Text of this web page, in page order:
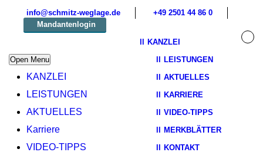
info@schmitz-weglage.de
+49 2501 44 86 0
Mandantenlogin
Open Menu
KANZLEI
LEISTUNGEN
AKTUELLES
Karriere
VIDEO-TIPPS
KANZLEI
LEISTUNGEN
AKTUELLES
KARRIERE
VIDEO-TIPPS
MERKBLÄTTER
KONTAKT